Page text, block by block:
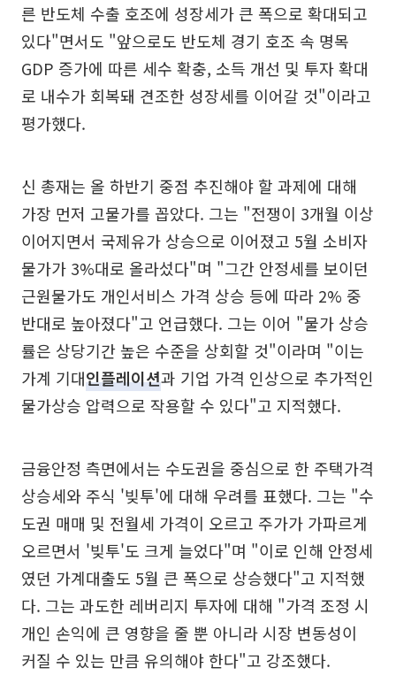
른 반도체 수출 호조에 성장세가 큰 폭으로 확대되고
있다"면서도 "앞으로도 반도체 경기 호조 속 명목
GDP 증가에 따른 세수 확충, 소득 개선 및 투자 확대
로 내수가 회복돼 견조한 성장세를 이어갈 것"이라고
평가했다.
신 총재는 올 하반기 중점 추진해야 할 과제에 대해
가장 먼저 고물가를 꼽았다. 그는 "전쟁이 3개월 이상
이어지면서 국제유가 상승으로 이어졌고 5월 소비자
물가가 3%대로 올라섰다"며 "그간 안정세를 보이던
근원물가도 개인서비스 가격 상승 등에 따라 2% 중
반대로 높아졌다"고 언급했다. 그는 이어 "물가 상승
률은 상당기간 높은 수준을 상회할 것"이라며 "이는
가계 기대인플레이션과 기업 가격 인상으로 추가적인
물가상승 압력으로 작용할 수 있다"고 지적했다.
금융안정 측면에서는 수도권을 중심으로 한 주택가격
상승세와 주식 '빚투'에 대해 우려를 표했다. 그는 "수
도권 매매 및 전월세 가격이 오르고 주가가 가파르게
오르면서 '빚투'도 크게 늘었다"며 "이로 인해 안정세
였던 가계대출도 5월 큰 폭으로 상승했다"고 지적했
다. 그는 과도한 레버리지 투자에 대해 "가격 조정 시
개인 손익에 큰 영향을 줄 뿐 아니라 시장 변동성이
커질 수 있는 만큼 유의해야 한다"고 강조했다.